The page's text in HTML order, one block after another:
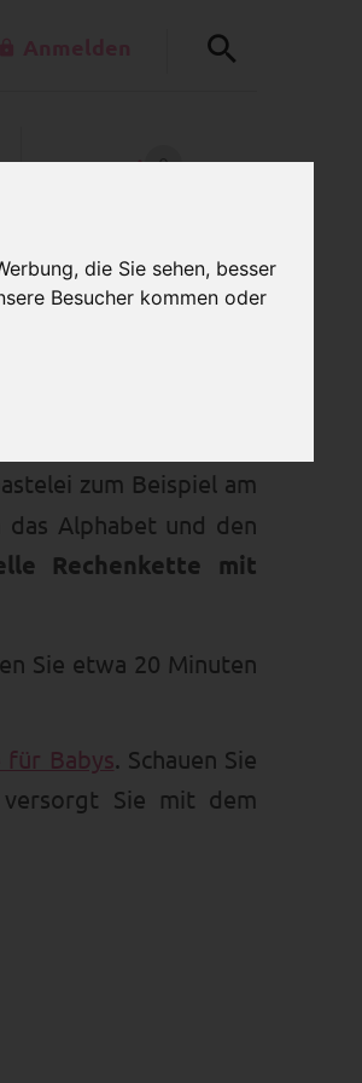
die Sie sehen, besser
Besucher kommen oder
0
zum Beispiel am
das Alphabet und den
Rechenkette mit
Sie etwa 20 Minuten
für Babys. Schauen Sie
versorgt Sie mit dem